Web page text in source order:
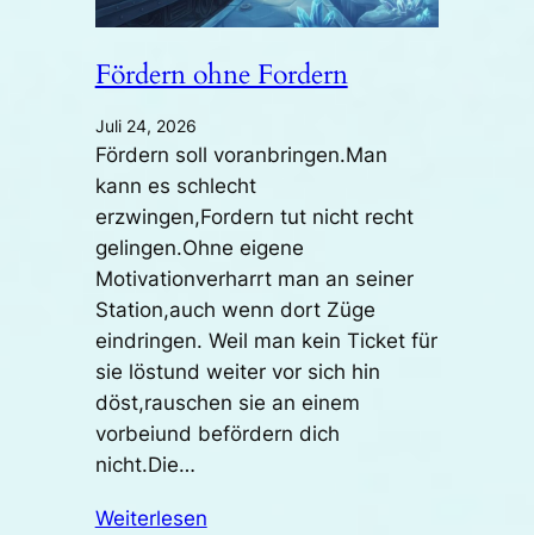
Fördern ohne Fordern
Juli 24, 2026
Fördern soll voranbringen.Man
kann es schlecht
erzwingen,Fordern tut nicht recht
gelingen.Ohne eigene
Motivationverharrt man an seiner
Station,auch wenn dort Züge
eindringen. Weil man kein Ticket für
sie löstund weiter vor sich hin
döst,rauschen sie an einem
vorbeiund befördern dich
nicht.Die…
Weiterlesen